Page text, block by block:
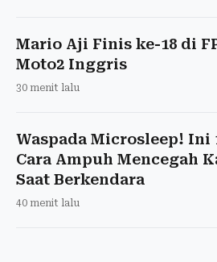
Mario Aji Finis ke-18 di
Moto2 Inggris
30 menit lalu
Waspada Microsleep! Ini
Cara Ampuh Mencegah
Saat Berkendara
40 menit lalu